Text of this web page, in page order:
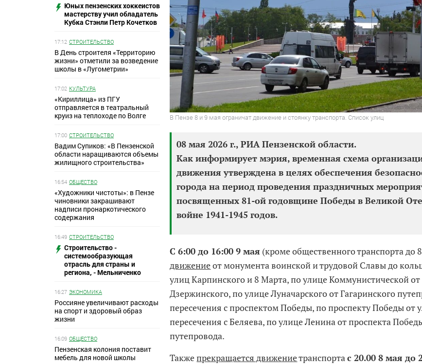
Юных пензенских хоккеистов
мастерству учил обладатель
Кубка Стэнли Петр Кочетков
17:12 СТРОИТЕЛЬСТВО
В День строителя «Территорию
жизни» отметили за возведение
школы в «Лугометрии»
17:02 КУЛЬТУРА
«Кириллица» из ПГУ
отправляется в театральный
круиз на теплоходе по Волге
17:00 СТРОИТЕЛЬСТВО
Вадим Супиков: «В Пензенской
области наращиваются объемы
жилищного строительства»
16:54 ОБЩЕСТВО
«Художники чистоты»: в Пензе
чиновники закрашивают
надписи пронаркотического
содержания
16:49 СТРОИТЕЛЬСТВО
Строительство -
системообразующая
отрасль для страны и
региона, - Мельниченко
16:27 ЭКОНОМИКА
Россияне увеличивают расходы
на спорт и здоровый образ
жизни
16:09 ОБЩЕСТВО
Пензенская колония поставит
мебель для новой школы
В Пензе 8 и 9 мая ограничат движение и стоянку транспорта. Список улиц
08 мая 2026 г., РИА Пензенской области.
Как информирует мэрия, временная схема
движения утверждена в целях обеспечения
города на период проведения праздничных
посвященных 81-ой годовщине Победы в Великой
войне 1941-1945 годов.
С 6:00 до 16:00 9 мая (кроме общественного транспорта до
движениеот монумента воинской и трудовой Славы до
улиц Карпинского и 8 Марта, по улице Коммунистической
Дзержинского, по улице Луначарского от Гагаринского
пересечения с проспектом Победы, по проспекту Победы от
пересечения с Беляева, по улице Ленина от проспекта
путепровода.
Такжепрекращается движениетранспортас 20.00 8 мая до